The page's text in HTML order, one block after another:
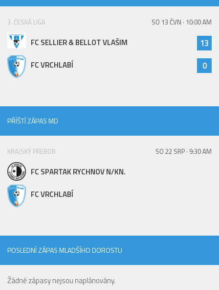
3. ČESKÁ LIGA SO 13 ČVN · 10:00 AM
FC SELLIER & BELLOT VLAŠIM 13
FC VRCHLABÍ 0
PŘÍŠTÍ ZÁPAS MD
KRAJSKÝ PŘEBOR SO 22 SRP · 9:30 AM
FC SPARTAK RYCHNOV N/KN.
FC VRCHLABÍ
POSLEDNÍ ZÁPAS MLADŠÍHO DOROSTU
Žádné zápasy nejsou naplánovány.